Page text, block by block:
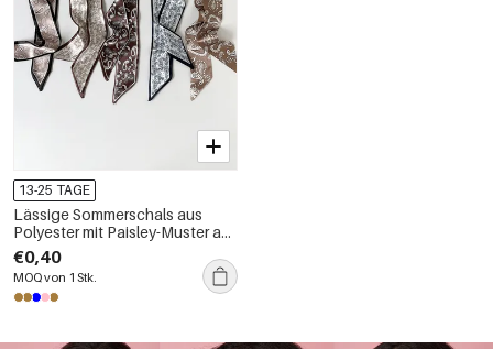
13-25 TAGE
Lässige Sommerschals aus
Polyester mit Paisley-Muster aus
der Simple Series
€0,40
MOQ von 1 Stk.